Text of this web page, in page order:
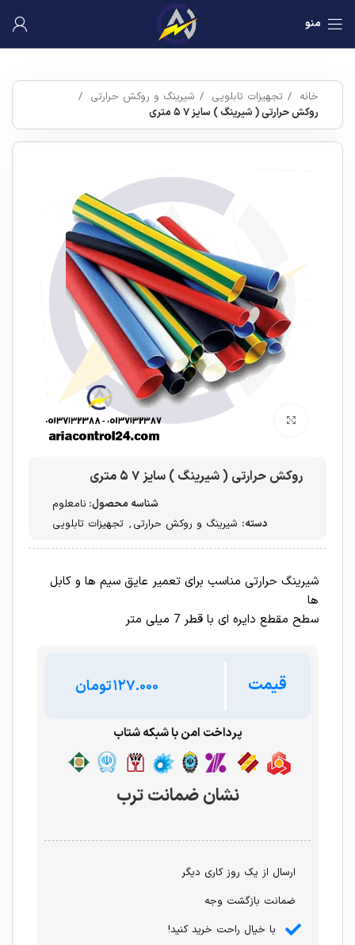
منو
خانه تجهیزات تابلویی
شیرینگ و روکش حرارتی
روکش حرارتی ( شیرینگ ) سایز ۷ ۵ متری
برای بزرگنمایی کلیک کنید
روکش حرارتی ( شیرینگ ) سایز ۷ ۵ متری
شناسه محصول: نامعلوم
دسته: شیرینگ و روکش حرارتی , تجهیزات تابلویی
شیرینگ حرارتی مناسب برای تعمیر عایق سیم ها و کابل
ها
سطح مقطع دایره ای با قطر 7 میلی متر
قیمت تومان
پرداخت امن با شبکه شتاب
نشان ضمانت ترب
ارسال از یک روز کاری دیگر
ضمانت بازگشت وجه
با خیال راحت خرید کنید!